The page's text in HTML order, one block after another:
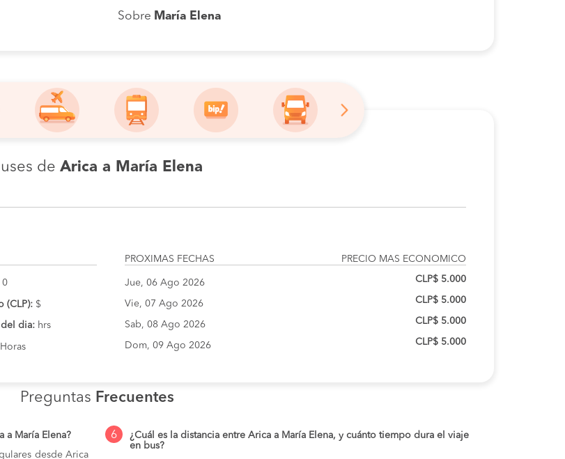
Sobre María Elena
de Arica a María Elena
0
(CLP): $
del dia: hrs
PROXIMAS FECHAS PRECIO MAS ECONOMICO
Jue, 06 Ago 2026
Vie, 07 Ago 2026
Sab, 08 Ago 2026
Dom, 09 Ago 2026
CLP$ 5.000
CLP$ 5.000
CLP$ 5.000
CLP$ 5.000
Preguntas Frecuentes
a María Elena?
desde Arica
6
¿Cuál es la distancia entre Arica a María Elena, y cuánto tiempo dura el viaje
en bus?